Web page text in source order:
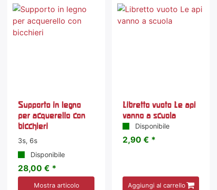
Supporto in legno
per acquerello con
bicchieri
3s, 6s
Disponibile
28,00 € *
Mostra articolo
Libretto vuoto Le api
vanno a scuola
Disponibile
2,90 € *
Aggiungi al carrello